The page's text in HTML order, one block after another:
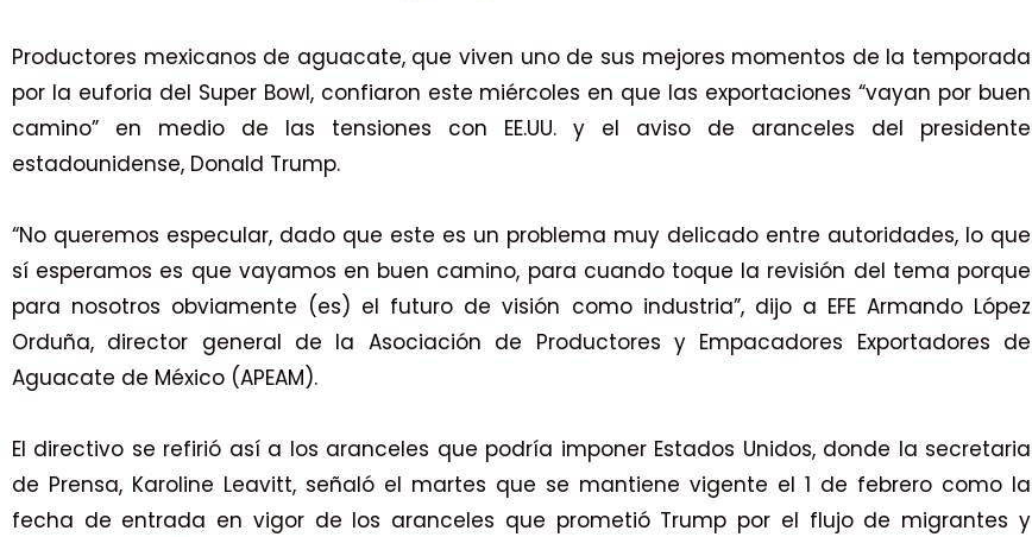
Productores mexicanos de aguacate, que viven uno de sus mejores momentos de la temporada
por la euforia del Super Bowl, confiaron este miércoles en que las exportaciones “vayan por buen
camino” en medio de las tensiones con EE.UU. y el aviso de aranceles del presidente
estadounidense, Donald Trump.
“No queremos especular, dado que este es un problema muy delicado entre autoridades, lo que
sí esperamos es que vayamos en buen camino, para cuando toque la revisión del tema porque
para nosotros obviamente (es) el futuro de visión como industria”, dijo a EFE Armando López
Orduña, director general de la Asociación de Productores y Empacadores Exportadores de
Aguacate de México (APEAM).
El directivo se refirió así a los aranceles que podría imponer Estados Unidos, donde la secretaria
de Prensa, Karoline Leavitt, señaló el martes que se mantiene vigente el 1 de febrero como la
fecha de entrada en vigor de los aranceles que prometió Trump por el flujo de migrantes y